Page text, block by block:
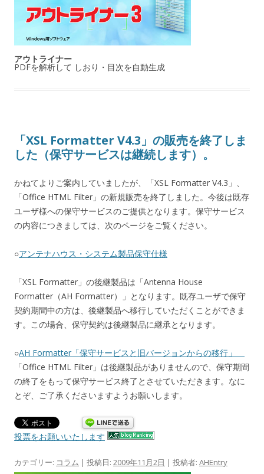
アウトライナー
PDFを解析して しおり・目次を自動生成
「XSL Formatter V4.3」の販売を終了しま
した（保守サービスは継続します）。
かねてよりご案内していましたが、「XSL Formatter V4.3」、
「Office HTML Filter」の新規販売を終了しました。今後は既存
ユーザ様への保守サービスのご提供となります。保守サービス
の内容につきましては、次のページをご覧ください。
○アンテナハウス・システム製品保守仕様
「XSL Formatter」の後継製品は「Antenna House
Formatter（AH Formatter）」となります。既存ユーザで保守
契約期間中の方は、後継製品へ移行していただくことができま
す。この場合、保守契約は後継製品に継承となります。
○AH Formatter「保守サービスと旧バージョンからの移行」
「Office HTML Filter」は後継製品がありませんので、保守期間
の終了をもって保守サービス終了とさせていただきます。なに
とぞ、ご了承くださいますようお願いします。
投票をお願いいたします
カテゴリー: コラム | 投稿日: 2009年11月2日 | 投稿者: AHEntry